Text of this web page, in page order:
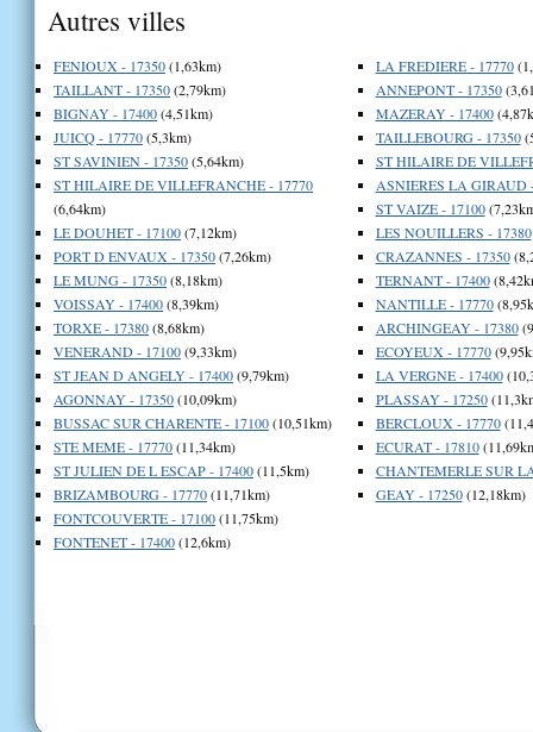
Autres villes
FENIOUX - 17350(1,63km)
TAILLANT - 17350(2,79km)
BIGNAY - 17400(4,51km)
JUICQ - 17770(5,3km)
ST SAVINIEN - 17350(5,64km)
ST HILAIRE DE VILLEFRANCHE - 17770
(6,64km)
LE DOUHET - 17100(7,12km)
PORT D ENVAUX - 17350(7,26km)
LE MUNG - 17350(8,18km)
VOISSAY - 17400(8,39km)
TORXE - 17380(8,68km)
VENERAND - 17100(9,33km)
ST JEAN D ANGELY - 17400(9,79km)
AGONNAY - 17350(10,09km)
BUSSAC SUR CHARENTE - 17100(10,51km)
STE MEME - 17770(11,34km)
ST JULIEN DE L ESCAP - 17400(11,5km)
BRIZAMBOURG - 17770(11,71km)
FONTCOUVERTE - 17100(11,75km)
FONTENET - 17400(12,6km)
LA FREDIERE - 17770
ANNEPONT - 17350
MAZERAY - 17400
TAILLEBOURG - 17350
ST HILAIRE DE
ASNIERES LA GIRAUD
ST VAIZE - 17100
LES NOUILLERS - 17380
CRAZANNES - 17350
TERNANT - 17400
NANTILLE - 17770
ARCHINGEAY - 17380
ECOYEUX - 17770
LA VERGNE - 17400
PLASSAY - 17250
BERCLOUX - 17770
ECURAT - 17810
CHANTEMERLE SUR
GEAY - 17250(12,18km)